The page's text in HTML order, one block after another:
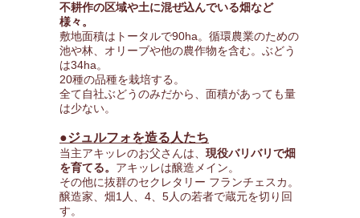
不耕作の区域や土に混ぜ込んでいる畑など
様々。
敷地面積はトータルで90ha。循環農業のための
池や林、オリーブや他の農作物を含む。ぶどう
は34ha。
20種の品種を栽培する。
全て自社ぶどうのみだから、面積があっても量
は少ない。
●ジュルフォを造る人たち
当主アキッレのお父さんは、 現役バリバリで畑
を育てる。 アキッレは醸造メイン。
その他に抜群のセクレタリー フランチェスカ。
醸造家、畑1人、4、5人の若者で蔵元を切り回
す。